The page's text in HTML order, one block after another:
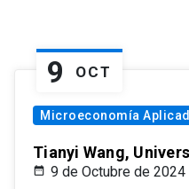
9 OCT
Microeconomía
Tianyi Wang,
9 de Octubre de 2024